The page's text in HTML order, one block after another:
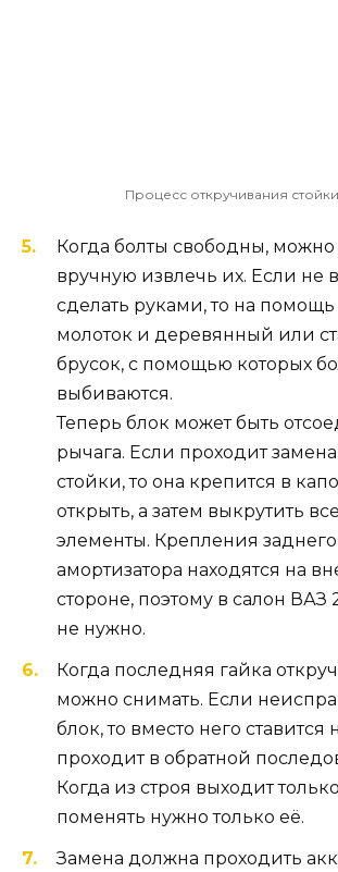
Процесс откручивания стойки
Когда болты свободны, можно
вручную извлечь их. Если не
сделать руками, то на
молоток и деревянный или
брусок, с помощью которых
выбиваются.
Теперь блок может быть
рычага. Если проходит
стойки, то она крепится в
открыть, а затем выкрутить
элементы. Крепления заднего
амортизатора находятся на
стороне, поэтому в салон ВАЗ
не нужно.
Когда последняя гайка
можно снимать. Если
блок, то вместо него
проходит в обратной
Когда из строя выходит
поменять нужно только её.
Замена должна проходить